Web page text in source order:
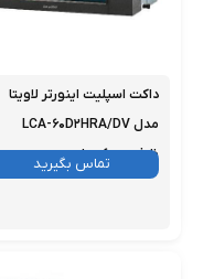
داکت اسپلیت اینورتر لاویتا
مدل LCA-۶۰D۲HRA/DV
ظرفیت ۶۰ هزار
موجود تماس بگیرید